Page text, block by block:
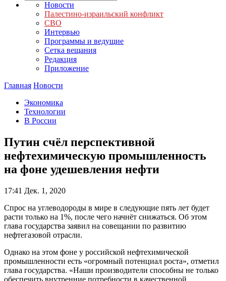
Новости
Палестино-израильский конфликт
СВО
Интервью
Программы и ведущие
Сетка вещания
Редакция
Приложение
Главная Новости
Экономика
Технологии
В России
Путин счёл перспективной
нефтехимическую промышленность
на фоне удешевления нефти
17:41 Дек. 1, 2020
Спрос на углеводороды в мире в следующие пять лет будет
расти только на 1%, после чего начнёт снижаться. Об этом
глава государства заявил на совещании по развитию
нефтегазовой отрасли.
Однако на этом фоне у российской нефтехимической
промышленности есть «огромный потенциал роста», отметил
глава государства. «Наши производители способны не только
обеспечить внутренние потребности в качественной